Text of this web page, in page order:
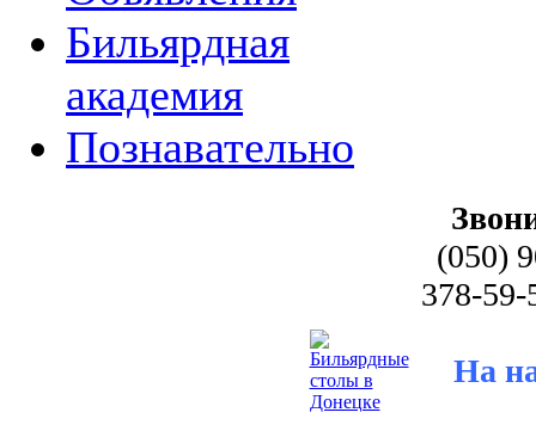
Бильярдная
академия
Познавательно
(050)
378-59-
На